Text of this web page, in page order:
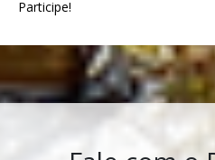
Participe!